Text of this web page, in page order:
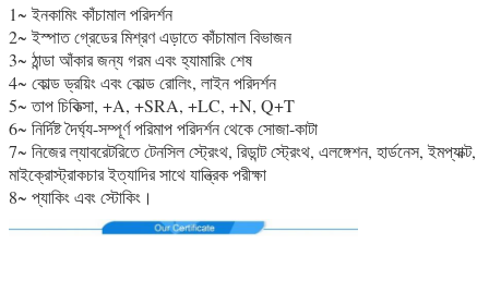
1~ ইনকামিং কাঁচামাল পরিদর্শন
2~ ইস্পাত গ্রেডের মিশ্রণ এড়াতে কাঁচামাল বিভাজন
3~ ঠান্ডা আঁকার জন্য গরম এবং হ্যামারিং শেষ
4~ কোল্ড ড্রয়িং এবং কোল্ড রোলিং, লাইন পরিদর্শন
5~ তাপ চিকিত্সা, +A, +SRA, +LC, +N, Q+T
6~ নির্দিষ্ট দৈর্ঘ্য-সম্পূর্ণ পরিমাপ পরিদর্শন থেকে সোজা-কাটা
7~ নিজের ল্যাবরেটরিতে টেনসিল স্ট্রেংথ, রিডান্ট স্ট্রেংথ, এলঙ্গেশন, হার্ডনেস, ইমপ্যাক্ট,
মাইক্রোস্ট্রাকচার ইত্যাদির সাথে যান্ত্রিক পরীক্ষা
8~ প্যাকিং এবং স্টোকিং।